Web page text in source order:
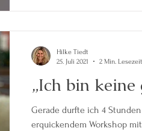
„Ich bin
Gerade durfte ich 4
erquickendem Workshop
Hilke Tiedt
25. Juli 2021
2 Min. Lesezeit